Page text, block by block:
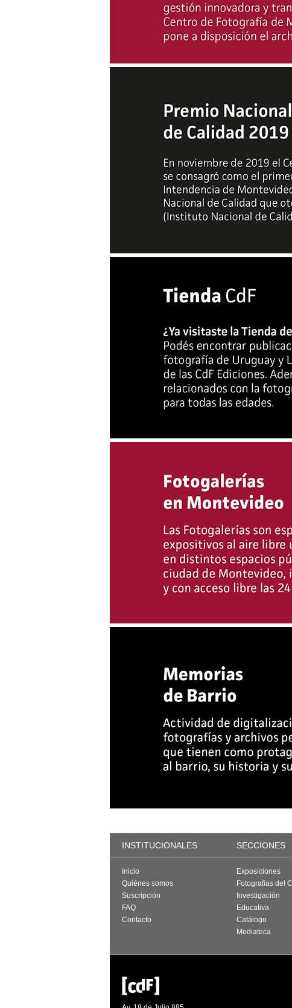
INSTITUCIONALES SECCIONES
Inicio
Quiénes somos
Suscripción
FAQ
Contacto
Exposiciones
Fotografías del
Investigación
Educativa
Catálogo
Mediateca